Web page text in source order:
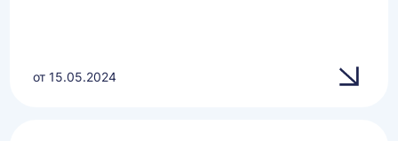
от 15.05.2024